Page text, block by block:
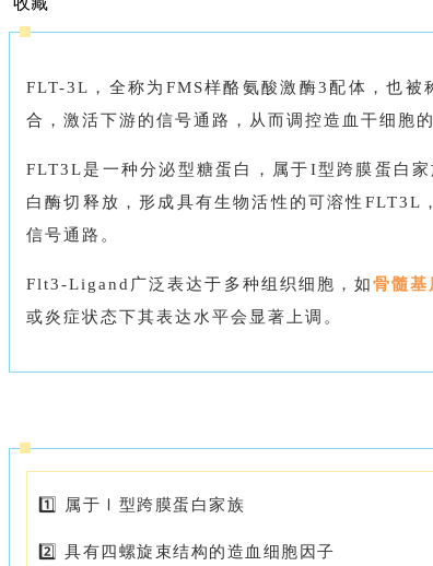
FLT-3L，全称为FMS样酪氨酸激酶3配体，也
合，激活下游的信号通路，从而调控造血干细胞
FLT3L是一种分泌型糖蛋白，属于I型跨膜蛋白
白酶切释放，形成具有生物活性的可溶性
信号通路。
Flt3-Ligand广泛表达于多种组织细胞，如骨髓
或炎症状态下其表达水平会显著上调。
1️⃣ 属于Ⅰ型跨膜蛋白家族
2️⃣ 具有四螺旋束结构的造血细胞因子